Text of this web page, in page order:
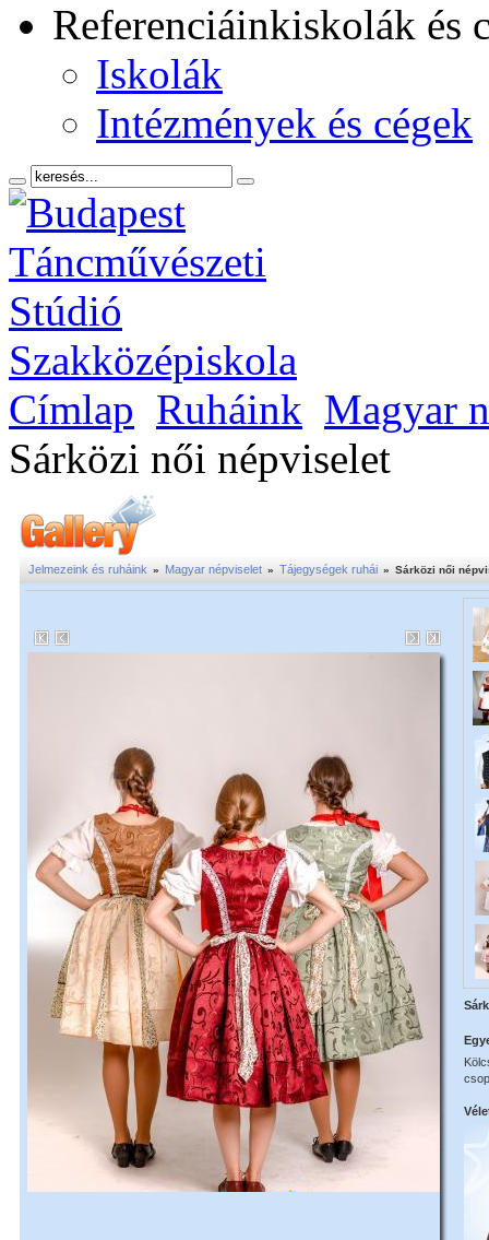
Referenciáinkiskolák és
Iskolák
Intézmények és cégek
Címlap Ruháink Magyar
Sárközi női népviselet
Jelmezeink és ruháink » Magyar népviselet » Tájegységek ruhái » Sárközi női